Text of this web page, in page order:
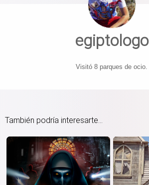
egiptologo
Visitó 8 parques de ocio.
También podría interesarte...